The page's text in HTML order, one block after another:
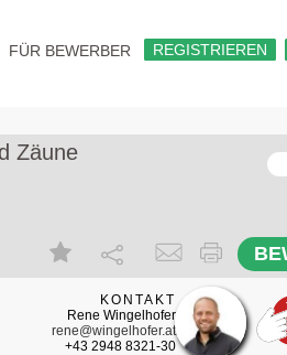
REGISTRIEREN
FÜR BEWERBER
Zäune
KONTAKT
Rene Wingelhofer
rene@wingelhofer.at
+43 2948 8321-30